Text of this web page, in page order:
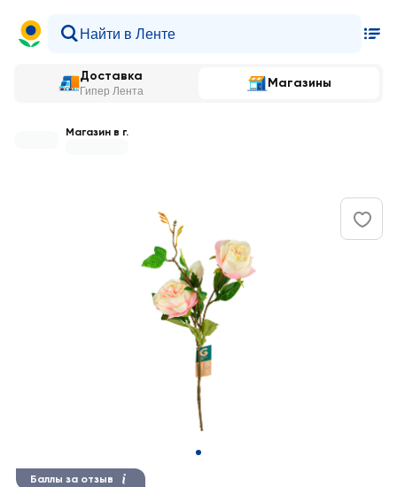
Доставка
Гипер Лента
Магазины
Магазин в г.
Баллы за отзыв